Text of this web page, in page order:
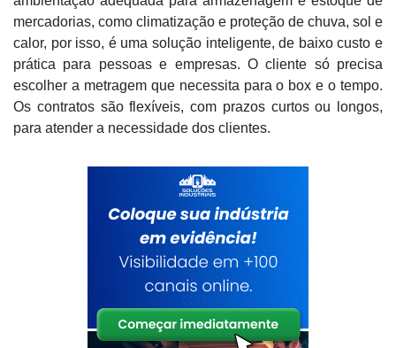
mercadorias, como climatização e proteção de chuva, sol e
calor, por isso, é uma solução inteligente, de baixo custo e
prática para pessoas e empresas. O cliente só precisa
escolher a metragem que necessita para o box e o tempo.
Os contratos são flexíveis, com prazos curtos ou longos,
para atender a necessidade dos clientes.